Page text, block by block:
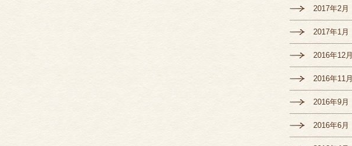
2017年2月
2017年1月
2016年12月
2016年11月
2016年9月
2016年6月